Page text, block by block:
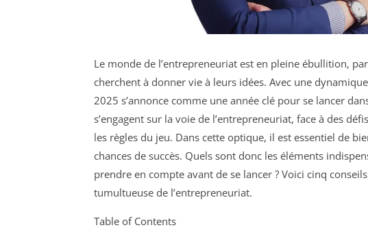
Le monde de l’entrepreneuriat est en pleine ébullition,
cherchent à donner vie à leurs idées. Avec une
2025 s’annonce comme une année clé pour se lancer
s’engagent sur la voie de l’entrepreneuriat, face à des
les règles du jeu. Dans cette optique, il est essentiel de
chances de succès. Quels sont donc les éléments
prendre en compte avant de se lancer ? Voici cinq
tumultueuse de l’entrepreneuriat.
Table of Contents